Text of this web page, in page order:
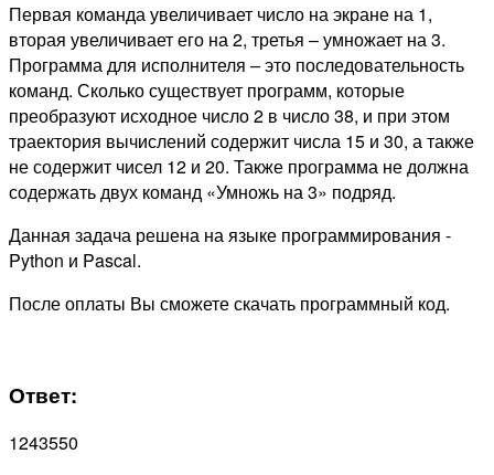
Первая команда увеличивает число на экране на 1,
вторая увеличивает его на 2, третья – умножает на 3.
Программа для исполнителя – это последовательность
команд. Сколько существует программ, которые
преобразуют исходное число 2 в число 38, и при этом
траектория вычислений содержит числа 15 и 30, а также
не содержит чисел 12 и 20. Также программа не должна
содержать двух команд «Умножь на 3» подряд.
Данная задача решена на языке программирования -
Python и Pascal.
После оплаты Вы сможете скачать программный код.
Ответ:
1243550